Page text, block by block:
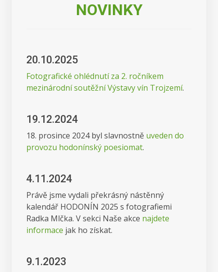
NOVINKY
20.10.2025
Fotografické ohlédnutí za 2. ročníkem
mezinárodní soutěžní Výstavy vín Trojzemí.
19.12.2024
18. prosince 2024 byl slavnostně uveden do
provozu hodonínský poesiomat.
4.11.2024
Právě jsme vydali překrásný nástěnný
kalendář HODONÍN 2025 s fotografiemi
Radka Mlčka. V sekci Naše akce najdete
informace jak ho získat.
9.1.2023